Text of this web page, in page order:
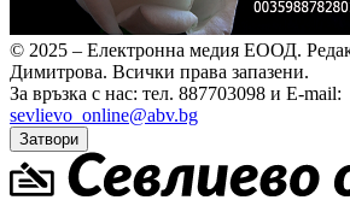
© 2025 – Електронна медия ЕООД.
Димитрова. Всички права запазени.
За връзка с нас: тел. 887703098 и E-mail:
sevlievo_online@abv.bg
Затвори